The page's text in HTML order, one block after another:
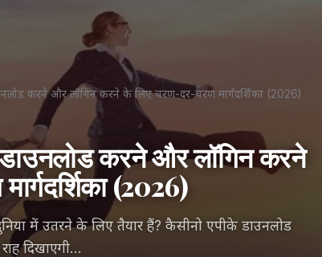
करने और लॉगिन करने के लिए चरण-दर-चरण मार्गदर्शिका (2026)
करने और लॉगिन करने
(2026)
में उतरने के लिए तैयार हैं? कैसीनो एपीके डाउनलोड
दिखाएगी…